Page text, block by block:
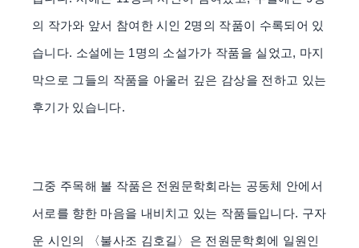
의 작가와 앞서 참여한 시인 2명의 작품이 수록되어 있
습니다. 소설에는 1명의 소설가가 작품을 실었고, 마지
막으로 그들의 작품을 아울러 깊은 감상을 전하고 있는
후기가 있습니다.
그중 주목해 볼 작품은 전원문학회라는 공동체 안에서
서로를 향한 마음을 내비치고 있는 작품들입니다. 구자
운 시인의 〈불사조 김호길〉은 전원문학회에 일원인